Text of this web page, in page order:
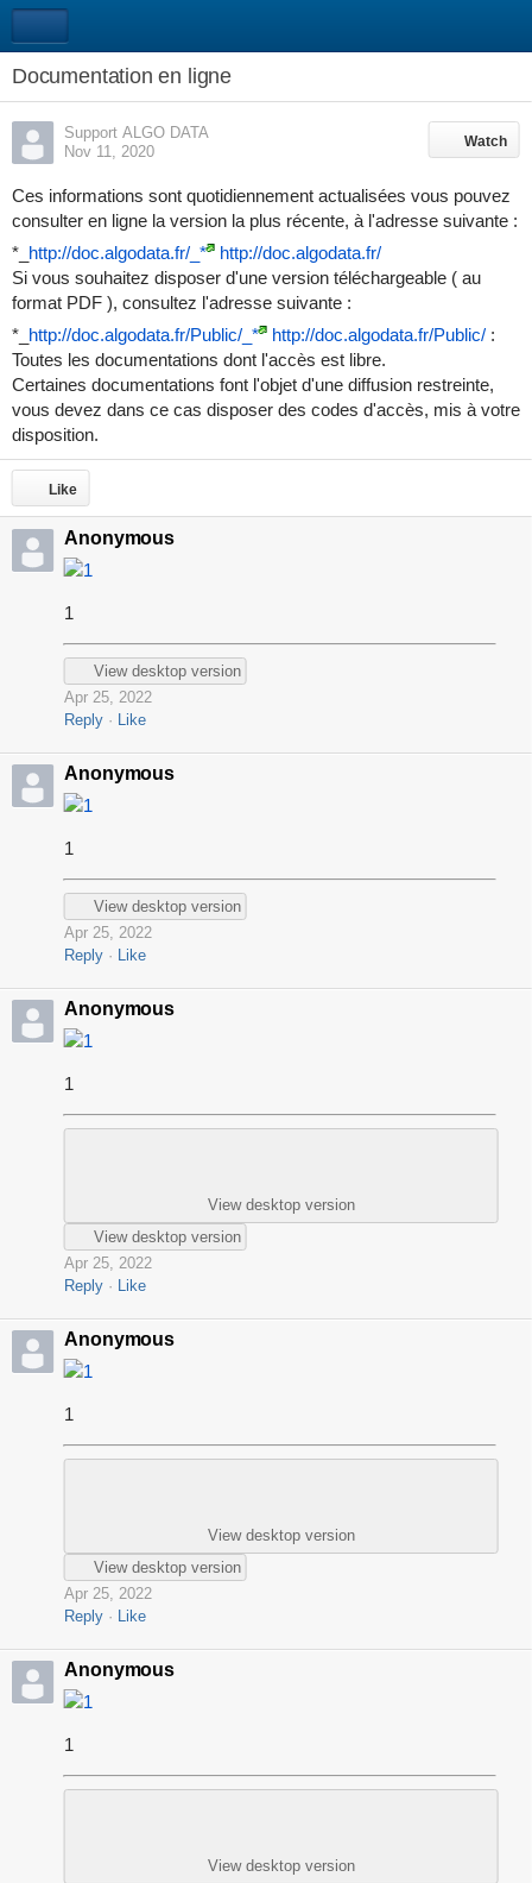
Documentation en ligne
Support ALGO DATA
Nov 11, 2020
Watch
Watch
Ces informations sont quotidiennement actualisées vous pouvez
consulter en ligne la version la plus récente, à l'adresse suivante :
*_ http://doc.algodata.fr/_*
http://doc.algodata.fr/
Si vous souhaitez disposer d'une version téléchargeable ( au
format PDF ), consultez l'adresse suivante :
*_ http://doc.algodata.fr/Public/_* http://doc.algodata.fr/Public/:
Toutes les documentations dont l'accès est libre.
Certaines documentations font l'objet d'une diffusion restreinte,
vous devez dans ce cas disposer des codes d'accès, mis à votre
disposition.
Like
Anonymous
1
1
View desktop version
Apr 25, 2022
Reply
Like
Anonymous
1
1
View desktop version
Apr 25, 2022
Reply
Like
Anonymous
1
1
View desktop version
View desktop version
Apr 25, 2022
Reply
Like
Anonymous
1
1
View desktop version
View desktop version
Apr 25, 2022
Reply
Like
Anonymous
1
1
View desktop version